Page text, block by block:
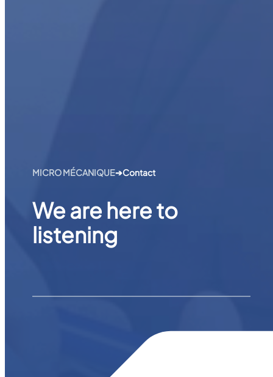
MICRO MÉCANIQUE➔Contact
We are here to
listening